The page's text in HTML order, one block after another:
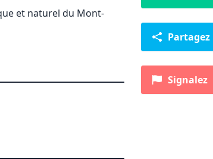
et naturel du Mont-
Partagez
Signalez